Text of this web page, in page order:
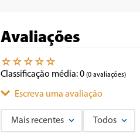
Avaliações
☆ ☆ ☆ ☆ ☆
Classificação média: 0 (0 avaliações)
Escreva uma avaliação
Mais recentes Todos